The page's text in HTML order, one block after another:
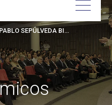
DR. JOSÉ PABLO SEPÚLVEDA BIRKE